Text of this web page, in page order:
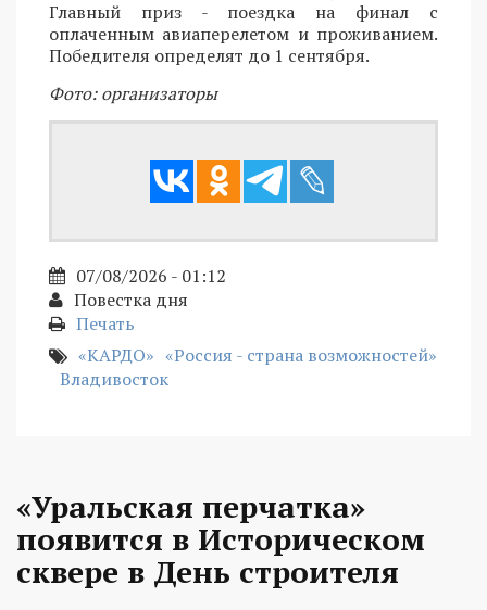
Главный приз - поездка на финал с
оплаченным авиаперелетом и проживанием.
Победителя определят до 1 сентября.
Фото: организаторы
07/08/2026 - 01:12
Повестка дня
Печать
«КАРДО» «Россия - страна возможностей»
Владивосток
«Уральская перчатка»
появится в Историческом
сквере в День строителя